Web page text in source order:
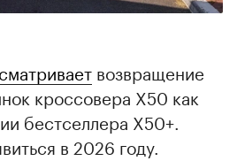
возвращение
кроссовера X50 как
бестселлера X50+.
в 2026 году.